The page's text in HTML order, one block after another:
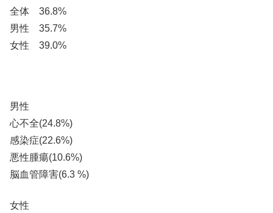
全体 36.8%
男性 35.7%
女性 39.0%
男性
心不全(24.8%)
感染症(22.6%)
悪性腫瘍(10.6%)
脳血管障害(6.3 %)
女性